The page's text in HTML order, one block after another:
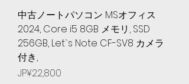
中古ノートパソコン MSオフィス
2024, Core i5 8GB メモリ, SSD
256GB, Let`s Note CF-SV8 カメラ
付き,
Price
JP¥22,800